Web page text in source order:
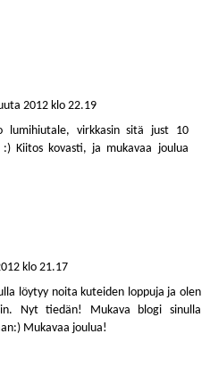
2012 klo 22.19
lumihiutale, virkkasin sitä just 10
Kiitos kovasti, ja mukavaa joulua
klo 21.17
löytyy noita kuteiden loppuja ja olen
Nyt tiedän! Mukava blogi sinulla
Mukavaa joulua!